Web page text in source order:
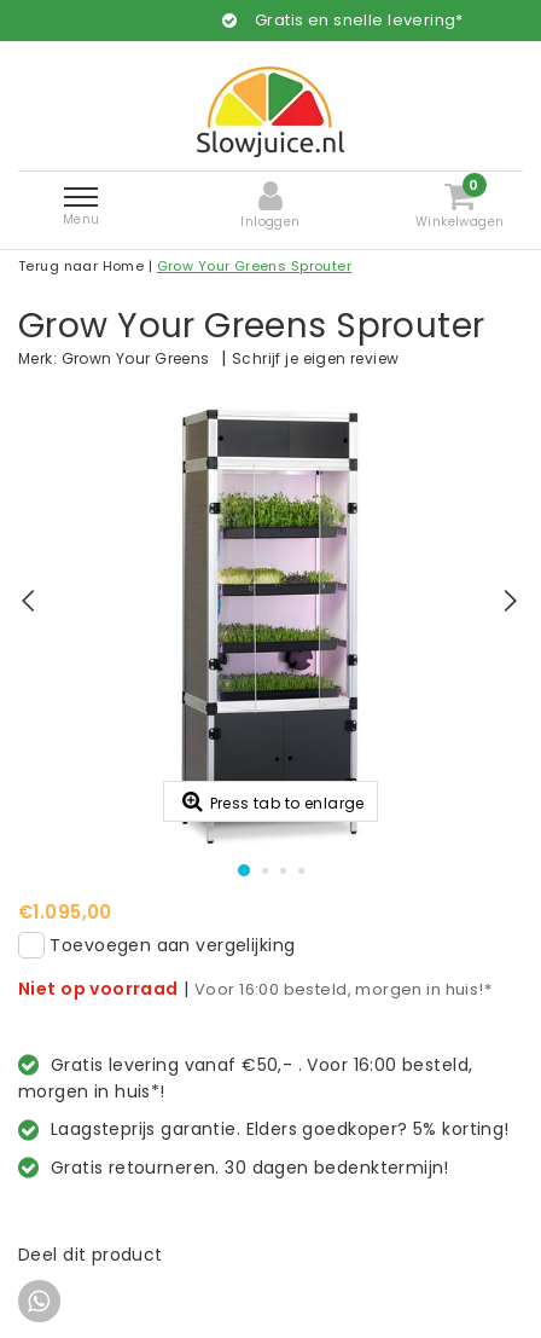
Gratis en snelle levering*
Menu Inloggen
0
Winkelwagen
Terug naar Home | Grow Your Greens Sprouter
Grow Your Greens Sprouter
Merk: Grown Your Greens | Schrijf je eigen review
Press tab to enlarge
€1.095,00
Toevoegen aan vergelijking
Niet op voorraad | Voor 16:00 besteld, morgen in huis!*
Gratis levering vanaf €50,- . Voor 16:00 besteld,
morgen in huis*!
Laagsteprijs garantie. Elders goedkoper? 5% korting!
Gratis retourneren. 30 dagen bedenktermijn!
Deel dit product